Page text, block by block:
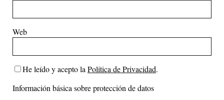
Web
He leído y acepto la Política de Privacidad.
Información básica sobre protección de datos